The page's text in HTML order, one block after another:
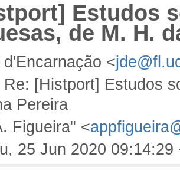
Estudos
de M. H.
<
[Histport] Estudos
Pereira
Figueira" <
25 Jun 2020 09:14:29